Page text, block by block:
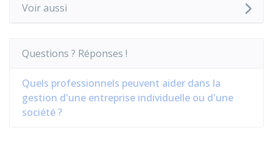
Voir aussi
Questions ? Réponses !
Quels professionnels peuvent aider dans la
gestion d'une entreprise individuelle ou d'une
société ?